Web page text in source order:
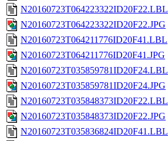
N20160723T064223322ID20F22.LBL
N20160723T064223322ID20F22.JPG
N20160723T064211776ID20F41.LBL
N20160723T064211776ID20F41.JPG
N20160723T035859781ID20F24.LBL
N20160723T035859781ID20F24.JPG
N20160723T035848373ID20F22.LBL
N20160723T035848373ID20F22.JPG
N20160723T035836824ID20F41.LBL